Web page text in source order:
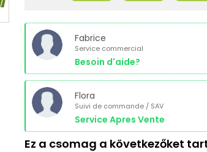
Fabrice
Service commercial
Besoin d'aide?
Flora
Suivi de commande / SAV
Service Apres Vente
Ez a csomag a következőket